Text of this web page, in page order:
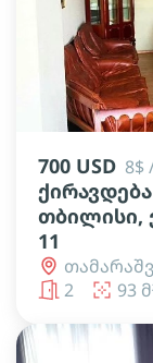
700 USD 8$
თბილისი,
11
2
93